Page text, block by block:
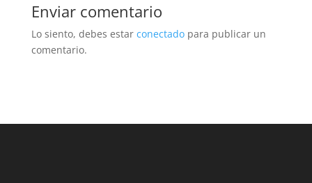
Enviar comentario
Lo siento, debes estar conectadopara publicar un
comentario.